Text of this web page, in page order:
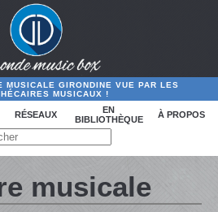
MUSICALE GIRONDINE VUE PAR LES
MUSICAUX !
RÉSEAUX
EN
BIBLIOTHÈQUE
À PROPOS
musicale